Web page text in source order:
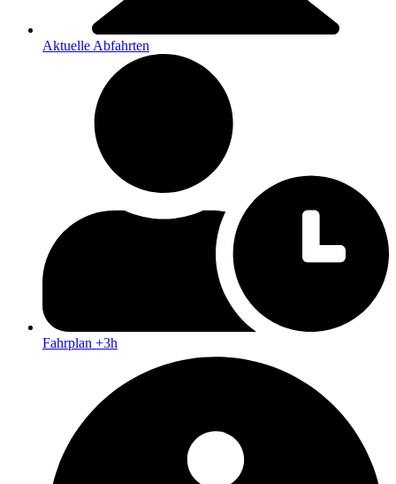
Aktuelle Abfahrten
Fahrplan +3h